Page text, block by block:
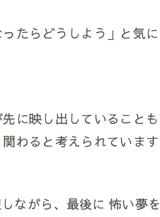
たらどうしよう」と気に
に映し出していることも
わると考えられています
ながら、最後に 怖い夢を